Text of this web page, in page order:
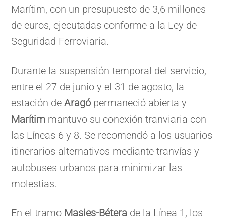
Marítim, con un presupuesto de 3,6 millones
de euros, ejecutadas conforme a la Ley de
Seguridad Ferroviaria.
Durante la suspensión temporal del servicio,
entre el 27 de junio y el 31 de agosto, la
estación deAragó permaneció abierta y
Marítim mantuvo su conexión tranviaria con
las Líneas 6 y 8. Se recomendó a los usuarios
itinerarios alternativos mediante tranvías y
autobuses urbanos para minimizar las
molestias.
En el tramo Masies-Bétera de la Línea 1, los